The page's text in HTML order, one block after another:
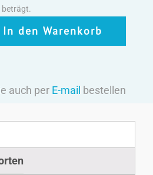
beträgt.
In den Warenkorb
auch per E-mail bestellen